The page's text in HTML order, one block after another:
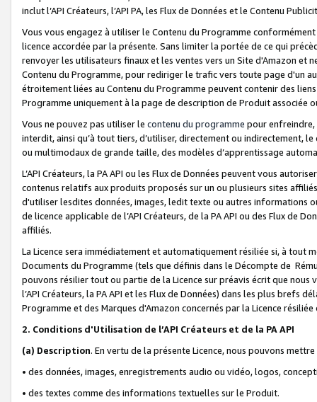
inclut l’API Créateurs, l’API PA, les Flux de Données et le Contenu
Vous vous engagez à utiliser le Contenu du Programme
licence accordée par la présente. Sans limiter la portée de ce qui
renvoyer les utilisateurs finaux et les ventes vers un Site d'Amazon et
Contenu du Programme, pour rediriger le trafic vers toute page d'un
étroitement liées au Contenu du Programme peuvent contenir des
Programme uniquement à la page de description de Produit associée
Vous ne pouvez pas utiliser le contenu du programme pour
interdit, ainsi qu’à tout tiers, d’utiliser, directement ou indirectement,
ou multimodaux de grande taille, des modèles d’apprentissage
L’API Créateurs, la PA API ou les Flux de Données peuvent vous
contenus relatifs aux produits proposés sur un ou plusieurs sites
d'utiliser lesdites données, images, ledit texte ou autres informations
de licence applicable de l’API Créateurs, de la PA API ou des Flux de
affiliés.
La Licence sera immédiatement et automatiquement résiliée si, à
Documents du Programme (tels que définis dans le Décompte de
pouvons résilier tout ou partie de la Licence sur préavis écrit que
l’API Créateurs, la PA API et les Flux de Données) dans les plus
Programme et des Marques d'Amazon concernés par la Licence
2. Conditions d'Utilisation de l’API Créateurs et de la PA API
(a) Description. En vertu de la présente Licence, nous pouvons
• des données, images, enregistrements audio ou vidéo, logos,
• des textes comme des informations textuelles sur le Produit.